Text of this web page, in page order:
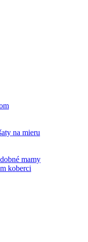
na mieru
mamy
koberci